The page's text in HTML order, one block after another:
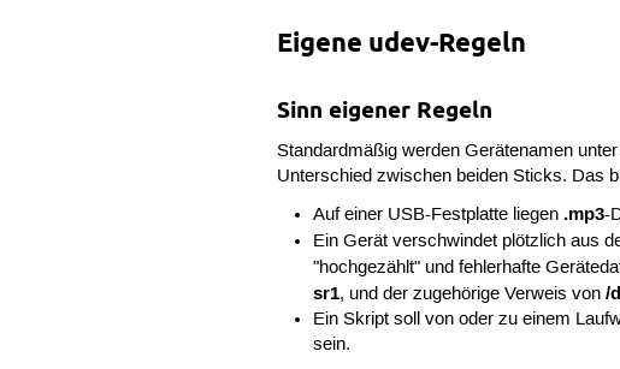
Eigene udev-Regeln
Sinn eigener Regeln
Standardmäßig werden Gerätenamen
Unterschied zwischen beiden Sticks. Das
Auf einer USB-Festplatte liegen .mp3-
Ein Gerät verschwindet plötzlich aus
"hochgezählt" und fehlerhafte
sr1, und der zugehörige Verweis von /
Ein Skript soll von oder zu einem
sein.